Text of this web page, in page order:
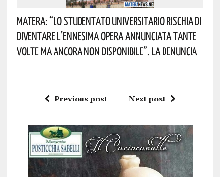
Matera: “Lo Studentato Universitario Rischia Di
Diventare L’ennesima Opera Annunciata Tante
Volte Ma Ancora Non Disponibile”. La Denuncia
Previous post Next post